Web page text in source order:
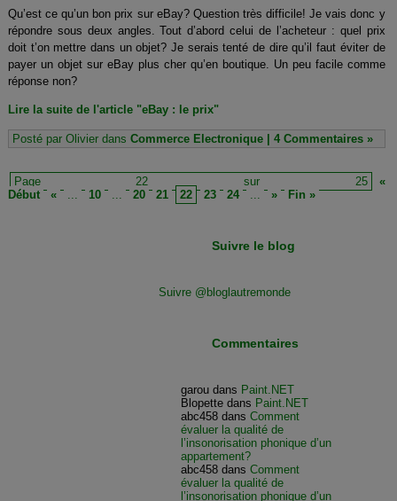
Qu’est ce qu’un bon prix sur eBay? Question très difficile! Je vais donc y
répondre sous deux angles. Tout d’abord celui de l’acheteur : quel prix
doit t’on mettre dans un objet? Je serais tenté de dire qu’il faut éviter de
payer un objet sur eBay plus cher qu’en boutique. Un peu facile comme
réponse non?
Lire la suite de l'article "eBay : le prix"
Posté par Olivier dans Commerce Electronique 4 Commentaires »
Page 22 sur 25
«
Début
« ... 10 ... 20 21 22 23 24 ... » Fin »
Suivre le blog
Suivre @bloglautremonde
Commentaires
garou dans Paint.NET
Blopette dans Paint.NET
abc458 dansComment
évaluer la qualité de
l’insonorisation phonique d’un
appartement?
abc458 dansComment
évaluer la qualité de
l’insonorisation phonique d’un